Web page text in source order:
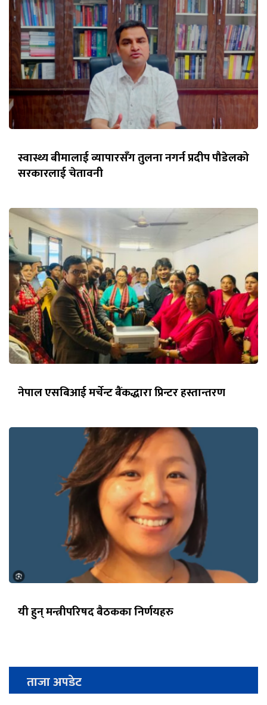
स्वास्थ्य बीमालाई व्यापारसँग तुलना नगर्न प्रदीप पौडेलको
सरकारलाई चेतावनी
नेपाल एसबिआई मर्चेन्ट बैंकद्धारा प्रिन्टर हस्तान्तरण
यी हुन् मन्त्रीपरिषद बैठकका निर्णयहरु
ताजा अपडेट